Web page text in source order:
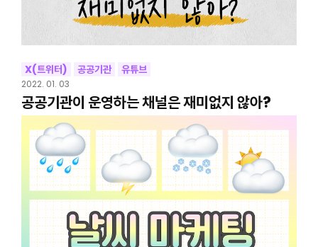
X(트위터) 공공기관 유튜브
2022. 01. 03
공공기관이 운영하는 채널은 재미없지 않아?